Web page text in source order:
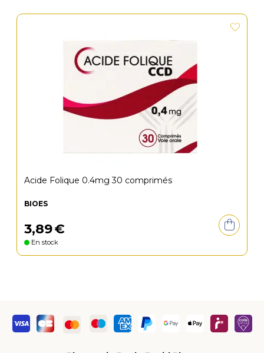
Acide Folique 0.4mg 30 comprimés
BIOES
3,89€
En stock